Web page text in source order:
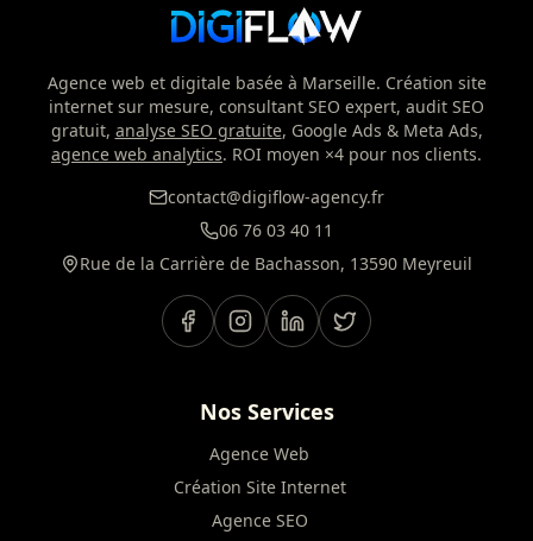
Agence web et digitale basée à Marseille. Création site
internet sur mesure, consultant SEO expert, audit SEO
gratuit, analyse SEO gratuite, Google Ads & Meta Ads,
agence web analytics. ROI moyen ×4 pour nos clients.
contact@digiflow-agency.fr
06 76 03 40 11
Rue de la Carrière de Bachasson, 13590 Meyreuil
Nos Services
Agence Web
Création Site Internet
Agence SEO